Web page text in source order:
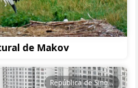
de Makov
República de Singapura